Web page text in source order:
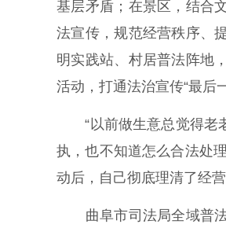
基层矛盾；在景区，结合
法宣传，规范经营秩序、
明实践站、村居普法阵地
活动，打通法治宣传“最后
“以前做生意总觉得老老
执，也不知道怎么合法处
动后，自己彻底理清了经营
曲阜市司法局全域普法